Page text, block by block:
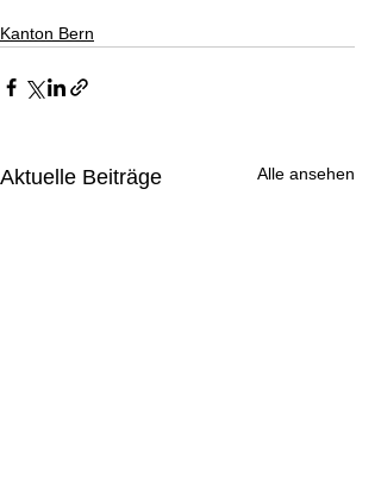
Kanton Bern
Aktuelle Beiträge Alle ansehen